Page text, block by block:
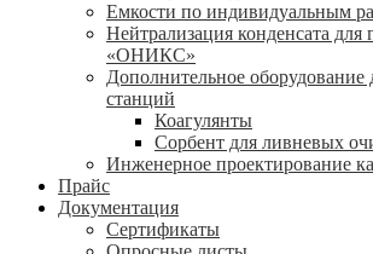
Емкости по индивидуальным
Нейтрализация конденсата для
«ОНИКС»
Дополнительное оборудование
станций
Коагулянты
Сорбент для ливневых
Инженерное проектирование
Прайс
Документация
Сертификаты